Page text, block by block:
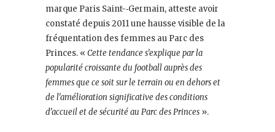
marque Paris Saint-‐Germain, atteste avoir
constaté depuis 2011 une hausse visible de la
fréquentation des femmes au Parc des
Princes. « Cette tendance s’explique par la
popularitécroissante du football auprès des
femmes que ce soit sur le terrain ou en dehors et
de l’amélioration significative des conditions
d’accueil et de sécurité au Parc des Princes ».